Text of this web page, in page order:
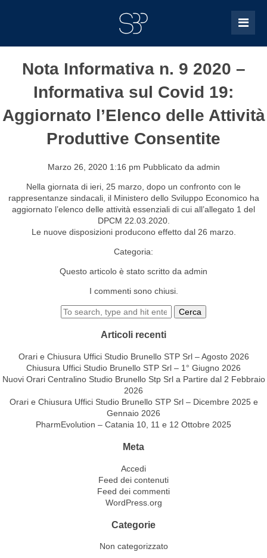
Nota Informativa n. 9 2020 –
Informativa sul Covid 19:
Aggiornato l’Elenco delle Attività
Produttive Consentite
Marzo 26, 2020 1:16 pm Pubblicato da admin
Nella giornata di ieri, 25 marzo, dopo un confronto con le
rappresentanze sindacali, il Ministero dello Sviluppo Economico ha
aggiornato l’elenco delle attività essenziali di cui all’allegato 1 del
DPCM 22.03.2020.
Le nuove disposizioni producono effetto dal 26 marzo.
Categoria:
Questo articolo è stato scritto da admin
I commenti sono chiusi.
Cerca
Articoli recenti
Orari e Chiusura Uffici Studio Brunello STP Srl – Agosto 2026
Chiusura Uffici Studio Brunello STP Srl – 1° Giugno 2026
Nuovi Orari Centralino Studio Brunello Stp Srl a Partire dal 2 Febbraio
2026
Orari e Chiusura Uffici Studio Brunello STP Srl – Dicembre 2025 e
Gennaio 2026
PharmEvolution – Catania 10, 11 e 12 Ottobre 2025
Meta
Accedi
Feed dei contenuti
Feed dei commenti
WordPress.org
Categorie
Non categorizzato